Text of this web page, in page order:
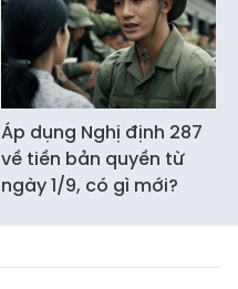
Áp dụng Nghị định 287
về tiền bản quyền từ
ngày 1/9, có gì mới?